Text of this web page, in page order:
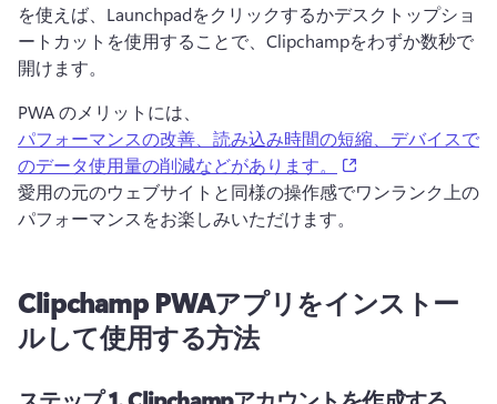
を使えば、Launchpadをクリックするかデスクトップショ
ートカットを使用することで、Clipchampをわずか数秒で
開けます。
PWA のメリットには、
パフォーマンスの改善、読み込み時間の短縮、デバイスで
のデータ使用量の削減などがあります。
愛用の元のウェブサイトと同様の操作感でワンランク上の
パフォーマンスをお楽しみいただけます。
Clipchamp PWAアプリをインストー
ルして使用する方法